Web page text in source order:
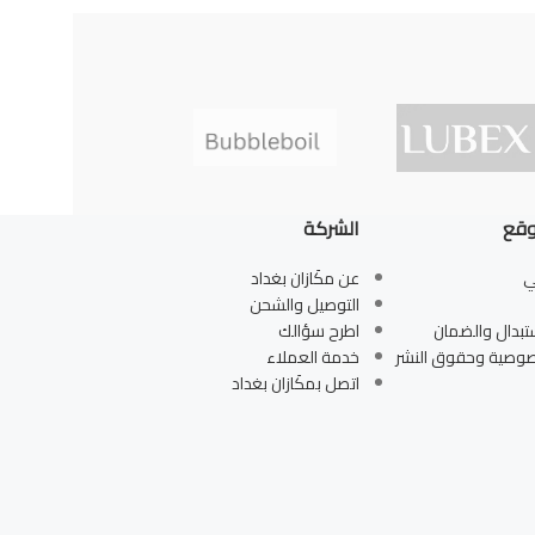
والضمان
وحقوق النشر
الشركة
عن مكَازان بغداد
التوصيل والشحن
اطرح سؤالك
خدمة العملاء
اتصل بمكَازان بغداد